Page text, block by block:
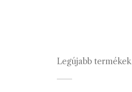
Legújabb termékek